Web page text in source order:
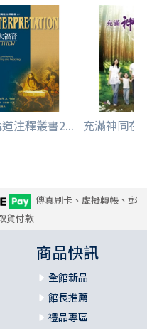
注釋叢書2... 充滿神同在
傳真刷卡、虛擬轉帳、郵
貨付款
商品快訊
全館新品
館長推薦
禮品專區